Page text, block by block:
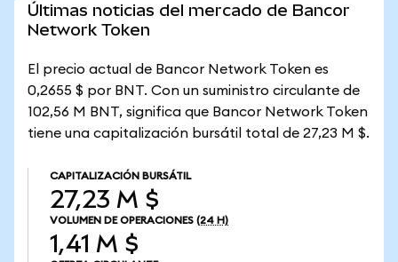
Últimas noticias del mercado de Bancor
Network Token
El precio actual de Bancor Network Token es
0,2655 $ por BNT. Con un suministro circulante de
102,56 M BNT, significa que Bancor Network Token
tiene una capitalización bursátil total de 27,23 M $.
CAPITALIZACIÓN BURSÁTIL
27,23 M $
VOLUMEN DE OPERACIONES (24 H)
1,41 M $